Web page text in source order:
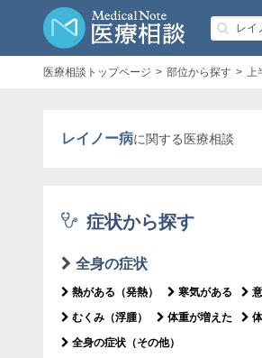
医療相談トップページ 部位から探す 上
レイノー病に関する医療相談
症状から探す
全身の症状
熱がある（発熱） 寒気がある
むくみ（浮腫）
体重が増えた
全身の症状（その他）